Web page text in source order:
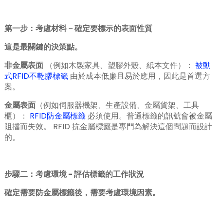
第一步：考慮材料－確定要標示的表面性質
這是最關鍵的決策點。
非金屬表面（例如木製家具、塑膠外殼、紙本文件）： 被動
式RFID不乾膠標籤由於成本低廉且易於應用，因此是首選方
案。
金屬表面（例如伺服器機架、生產設備、金屬貨架、工具
櫃）： RFID防金屬標籤必須使用。普通標籤的訊號會被金屬
阻擋而失效。 RFID 抗金屬標籤是專門為解決這個問題而設計
的。
步驟二：考慮環境-評估標籤的工作狀況
確定需要防金屬標籤後，需要考慮環境因素。